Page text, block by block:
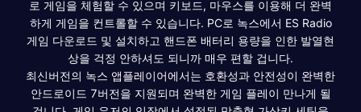
로 게임을 체험할 수 있으며 키보드, 마우스를 이용해 더 완벽
하게 게임을 컨트롤할 수 있습니다. PC로 녹스에서 ES Radio
게임 다운로드 및 설치하고 핸드폰 배터리 용량을 인한 발열현
상을 걱정 안하셔도 되니까 매우 편할 겁니다.
최신버전의 녹스 앱플레이어에서는 호환성과 안전성이 완벽한
안드로이드 7버전을 지원되며 완벽한 게임 플레이 만나게 될